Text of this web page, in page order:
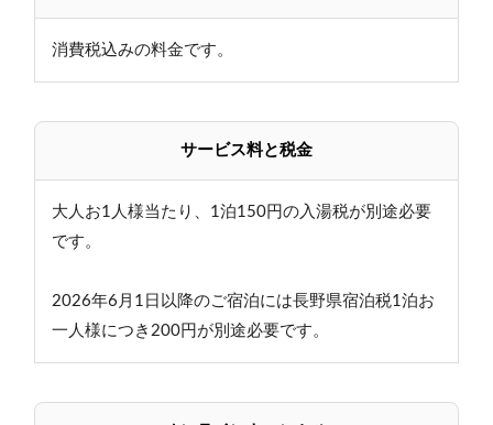
消費税込みの料金です。
サービス料と税金
大人お1人様当たり、1泊150円の入湯税が別途必要
です。
2026年6月1日以降のご宿泊には長野県宿泊税1泊お
一人様につき200円が別途必要です。